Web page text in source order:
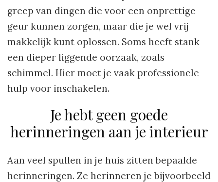
greep van dingen die voor een onprettige
geur kunnen zorgen, maar die je wel vrij
makkelijk kunt oplossen. Soms heeft stank
een dieper liggende oorzaak, zoals
schimmel. Hier moet je vaak professionele
hulp voor inschakelen.
Je hebt geen goede
herinneringen aan je interieur
Aan veel spullen in je huis zitten bepaalde
herinneringen. Ze herinneren je bijvoorbeeld